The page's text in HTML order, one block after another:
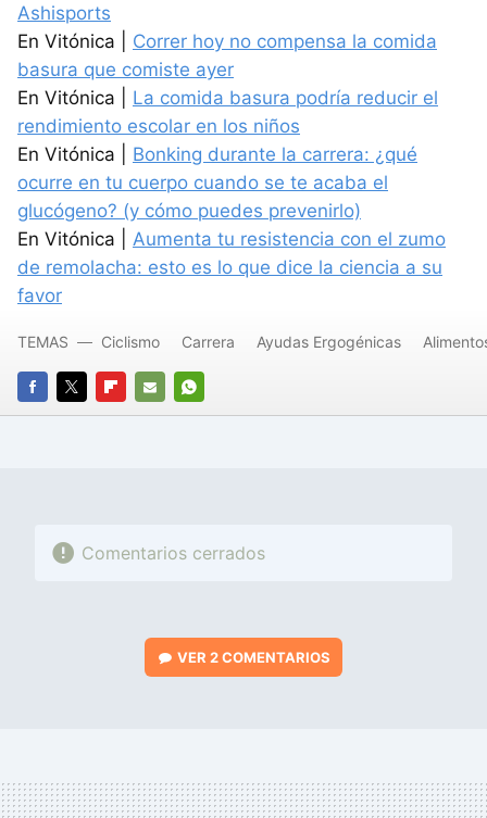
Ashisports
En Vitónica | Correr hoy no compensa la comida
basura que comiste ayer
En Vitónica | La comida basura podría reducir el
rendimiento escolar en los niños
En Vitónica | Bonking durante la carrera: ¿qué
ocurre en tu cuerpo cuando se te acaba el
glucógeno? (y cómo puedes prevenirlo)
En Vitónica | Aumenta tu resistencia con el zumo
de remolacha: esto es lo que dice la ciencia a su
favor
FACEBOOK
TWITTERFLIPBOARD
E-
WHATSAPP
TEMAS Ciclismo Carrera Ayudas Ergogénicas
Comentarios cerrados
VER2 COMENTARIOS